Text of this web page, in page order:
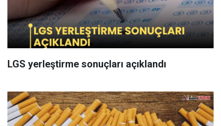
LGS yerleştirme sonuçları açıklandı